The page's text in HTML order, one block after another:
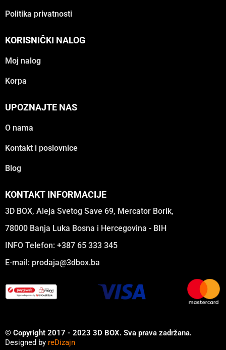
Politika privatnosti
KORISNIČKI NALOG
Moj nalog
Korpa
UPOZNAJTE NAS
O nama
Kontakt i poslovnice
Blog
KONTAKT INFORMACIJE
3D BOX, Aleja Svetog Save 69, Mercator Borik,
78000 Banja Luka Bosna i Hercegovina - BIH
INFO Telefon: +387 65 333 345
E-mail: prodaja@3dbox.ba
© Copyright 2017 - 2023 3D BOX. Sva prava zadržana.
Designed by reDizajn